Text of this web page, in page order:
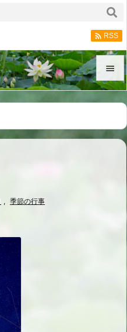


メニュ
 RSS
, 季節の行事